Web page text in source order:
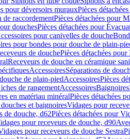
pour déversoirs murauxPièces
de raccordementPièces détachées pour
douchesPièces détachées pour
pour canivelles de douche
pour bondes pour douche de plain-
de douchePièces détachées
Receveurs de douche en céramique
AccessoiresSéparations de
de plain-piedAccessoiresPièces
de rangementAccessoiresBaignoires
en matériau minéralPièces détachées
et baignoiresVidages pour
de douche, d62Pièces détachées pour
pour receveurs de douche, d90
pour receveurs de douche Sestra